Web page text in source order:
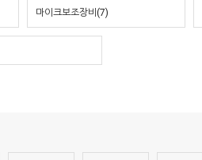
마이크보조장비(7)